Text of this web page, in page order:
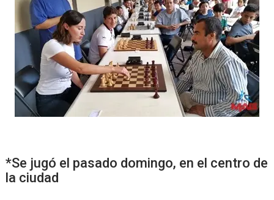
*Se jugó el pasado domingo, en el centro de
la ciudad